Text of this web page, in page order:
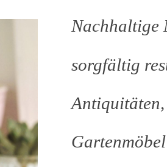
Nachhaltige
sorgfältig
Antiquitäten,